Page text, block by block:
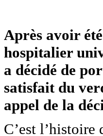
Après avoir
hospitalier
a décidé de
satisfait du
appel de la
C’est